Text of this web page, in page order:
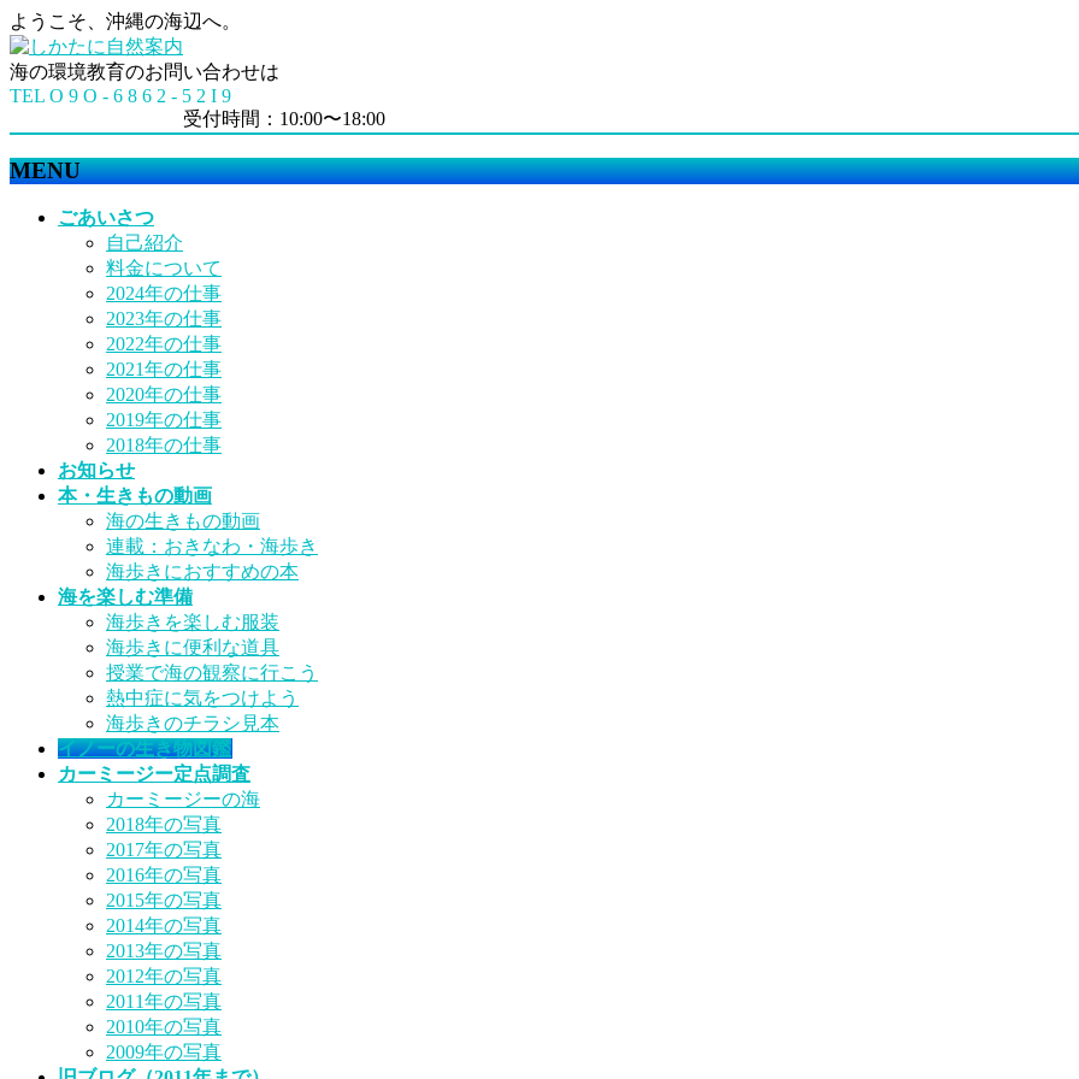
ようこそ、沖縄の海辺へ。
海の環境教育のお問い合わせは
TEL O 9 O - 6 8 6 2 - 5 2 I 9
受付時間：10:00〜18:00
MENU
ごあいさつ
自己紹介
料金について
2024年の仕事
2023年の仕事
2022年の仕事
2021年の仕事
2020年の仕事
2019年の仕事
2018年の仕事
お知らせ
本・生きもの動画
海の生きもの動画
連載：おきなわ・海歩き
海歩きにおすすめの本
海を楽しむ準備
海歩きを楽しむ服装
海歩きに便利な道具
授業で海の観察に行こう
熱中症に気をつけよう
海歩きのチラシ見本
イノーの生き物図鑑
カーミージー定点調査
カーミージーの海
2018年の写真
2017年の写真
2016年の写真
2015年の写真
2014年の写真
2013年の写真
2012年の写真
2011年の写真
2010年の写真
2009年の写真